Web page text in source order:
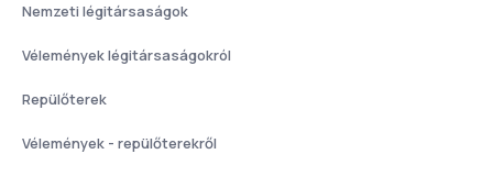
Nemzeti légitársaságok
Vélemények légitársaságokról
Repülőterek
Vélemények - repülőterekről